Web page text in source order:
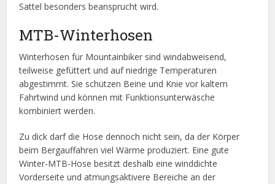
Sattel besonders beansprucht wird.
MTB-Winterhosen
Winterhosen für Mountainbiker sind windabweisend,
teilweise gefüttert und auf niedrige Temperaturen
abgestimmt. Sie schützen Beine und Knie vor kaltem
Fahrtwind und können mit Funktionsunterwäsche
kombiniert werden.
Zu dick darf die Hose dennoch nicht sein, da der Körper
beim Bergauffahren viel Wärme produziert. Eine gute
Winter-MTB-Hose besitzt deshalb eine winddichte
Vorderseite und atmungsaktivere Bereiche an der